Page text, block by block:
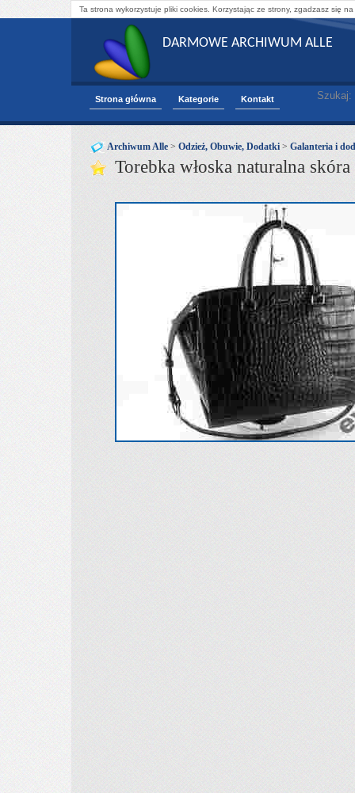
Ta strona wykorzystuje pliki cookies. Korzystając ze strony, zgadzasz się
DARMOWE ARCHIWUM ALLE
Strona główna Kategorie Kontakt Szukaj:
Archiwum Alle > Odzież, Obuwie, Dodatki > Galanteria i
Torebka włoska naturalna